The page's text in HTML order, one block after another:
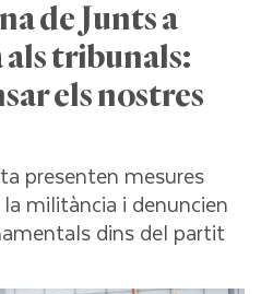
de Junts a
als tribunals:
els nostres
presenten mesures
militància i denuncien
dins del partit